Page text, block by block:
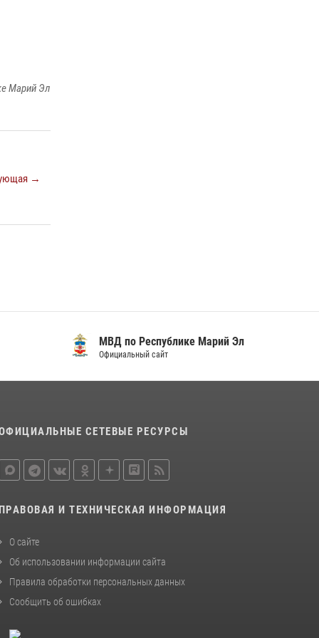
Марий Эл
→
МВД по Республике Марий Эл
Официальный сайт
СЕТЕВЫЕ РЕСУРСЫ
ПРАВОВАЯ И ТЕХНИЧЕСКАЯ ИНФОРМАЦИЯ
О сайте
Об использовании информации сайта
Правила обработки персональных данных
Сообщить об ошибках